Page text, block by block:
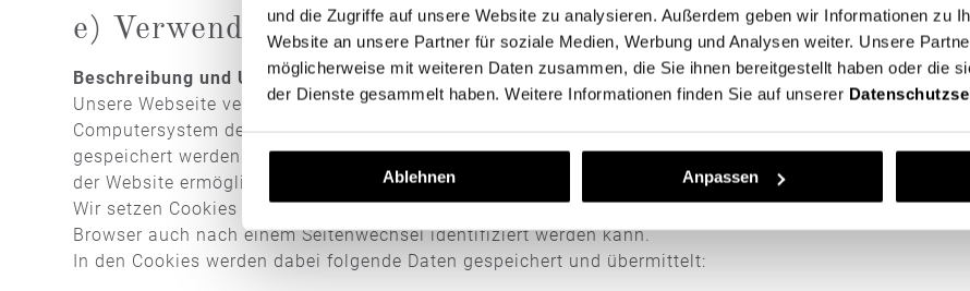
und die Zugriffe auf unsere Website zu analysieren. Außerdem geben wir Informationen zu
Website an unsere Partner für soziale Medien, Werbung und Analysen weiter. Unsere
möglicherweise mit weiteren Daten zusammen, die Sie ihnen bereitgestellt haben oder die
der Dienste gesammelt haben. Weitere Informationen finden Sie auf unserer
Ablehnen Anpassen
e) Verwendung von Cookies
Beschreibung und Umfang der Datenverarbeitung
Unsere Webseite verwendet Cookies. Bei Cookies handelt es sich um Textdateien, die im
Computersystem des Nutzers gespeichert werden. Ruft ein Nutzer eine Website auf, so kann ein
gespeichert werden. Dieser Cookie enthält eine charakteristische Zeichenfolge, die eine eindeutige
der Website ermöglicht.
Wir setzen Cookies ein, um unsere Website nutzerfreundlicher zu gestalten. Einige Elemente unserer
Browser auch nach einem Seitenwechsel identifiziert werden kann.
In den Cookies werden dabei folgende Daten gespeichert und übermittelt: